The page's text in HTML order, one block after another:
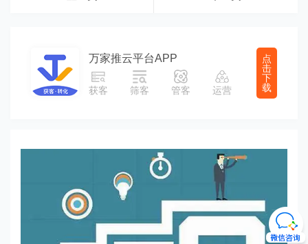
万家推云平台APP
获客 筛客 管客 运营
点
击
下
载